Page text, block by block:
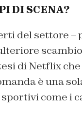
DI SCENA?
del settore
di Netflix
è una
come i